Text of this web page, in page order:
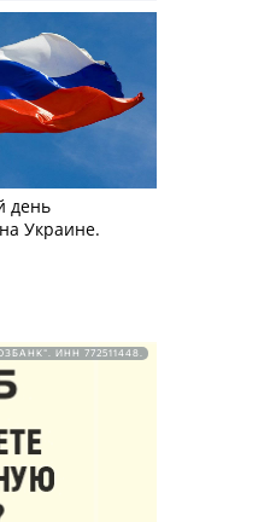
день
Украине.
ИНН 772511448.